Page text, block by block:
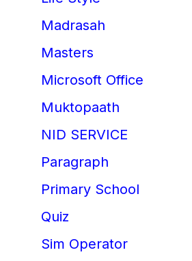
Madrasah
Masters
Microsoft Office
Muktopaath
NID SERVICE
Paragraph
Primary School
Quiz
Sim Operator